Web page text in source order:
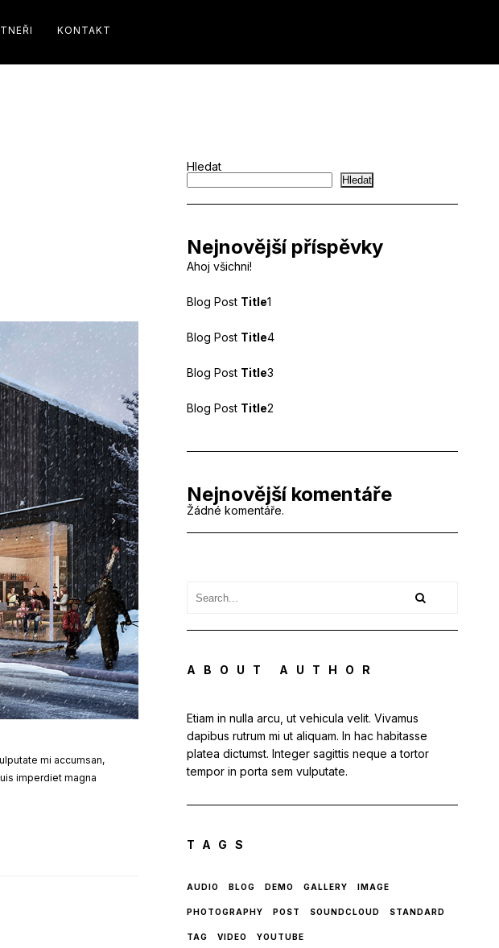
KONTAKT
mi accumsan,
imperdiet magna
Hledat
Hledat
Nejnovější příspěvky
Ahoj všichni!
Blog Post Title1
Blog Post Title4
Blog Post Title3
Blog Post Title2
Nejnovější komentáře
Žádné komentáře.
ABOUT AUTHOR
Etiam in nulla arcu, ut vehicula velit. Vivamus
dapibus rutrum mi ut aliquam. In hac habitasse
platea dictumst. Integer sagittis neque a tortor
tempor in porta sem vulputate.
TAGS
AUDIO BLOG DEMO GALLERY IMAGE
PHOTOGRAPHY POST SOUNDCLOUD STANDARD
TAG VIDEO YOUTUBE